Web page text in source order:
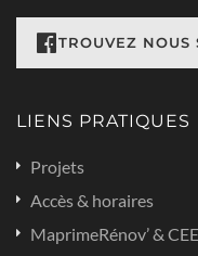
RETROUVEZ
LIENS PRATIQUES
Projets
Accès & horaires
MaprimeRénov’ & CEE